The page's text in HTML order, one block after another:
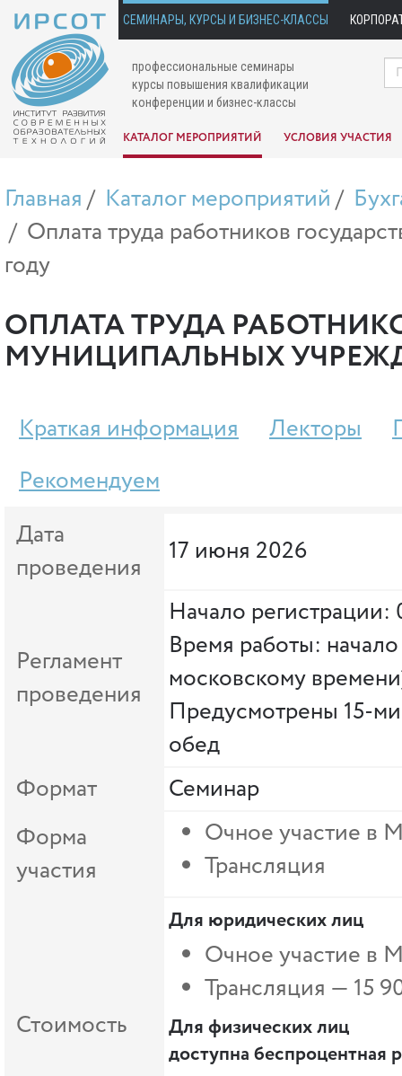
СЕМИНАРЫ, КУРСЫ И БИЗНЕС-КЛАССЫ
профессиональные семинары
курсы повышения квалификации
конференции и бизнес-классы
КАТАЛОГ МЕРОПРИЯТИЙ УСЛОВИЯ УЧАСТИЯ
Главная Каталог мероприятий
Оплата труда работников
году
ОПЛАТА ТРУДА
МУНИЦИПАЛЬНЫХ
Краткая информация Лекторы
Рекомендуем
Дата
проведения
17 июня 2026
Регламент
проведения
Начало
Время работы:
московскому
Предусмотрены 15-
обед
Формат
Семинар
Форма
участия
Очное участие в
Трансляция
Стоимость
Для юридических лиц
Очное участие в
Трансляция — 15
Для физических лиц
доступна беспроцентная